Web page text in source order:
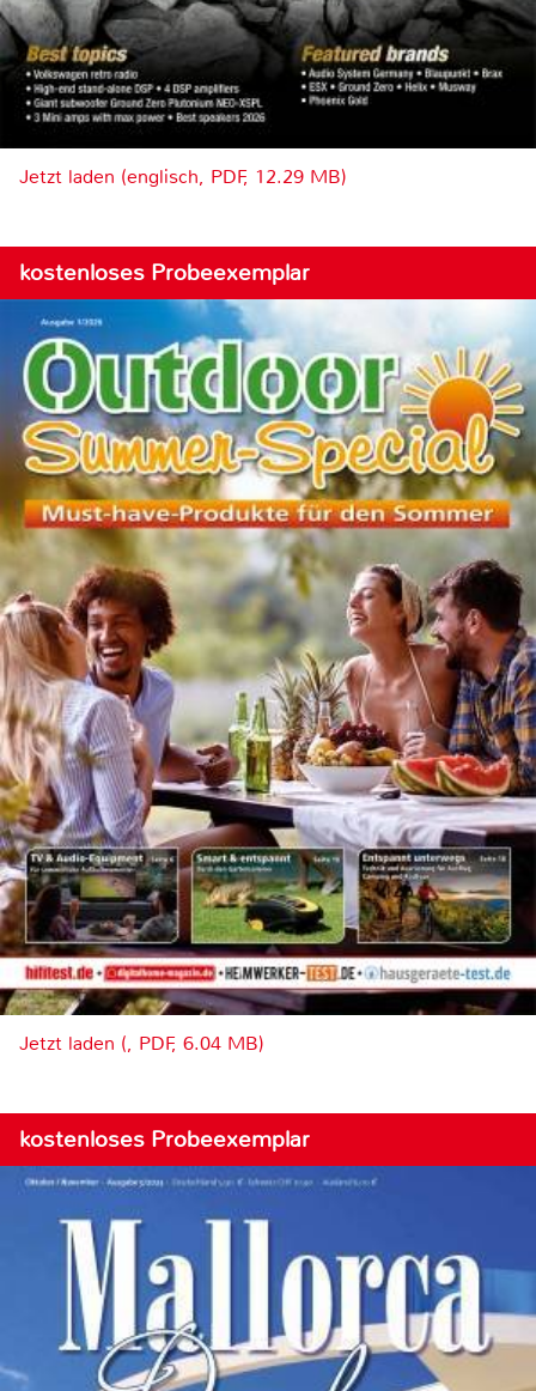
Jetzt laden (englisch, PDF, 12.29 MB)
kostenloses Probeexemplar
Jetzt laden (, PDF, 6.04 MB)
kostenloses Probeexemplar